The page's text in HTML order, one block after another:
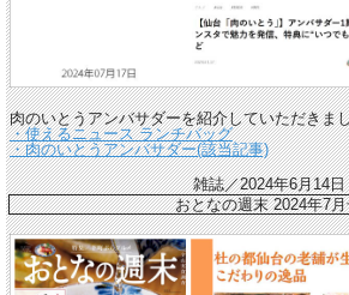
肉のいとうアンバサダーを紹介していただきま
・使えるニュース ランチバッグ
・肉のいとうアンバサダー(該当記事)
雑誌／2024年6月14日
おとなの週末 2024年7